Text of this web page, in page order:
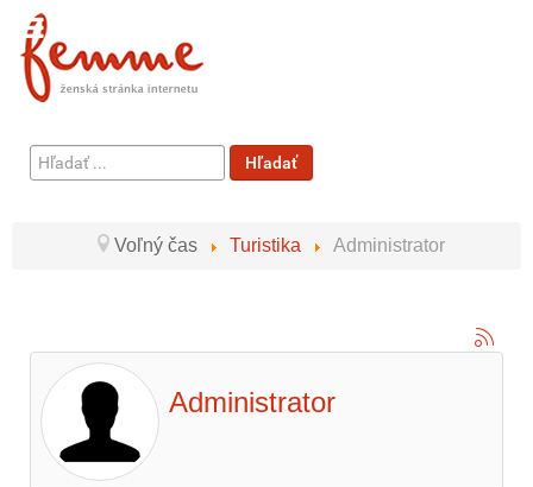
Hľadať
...
Hľadať
Voľný čas Turistika Administrator
Administrator